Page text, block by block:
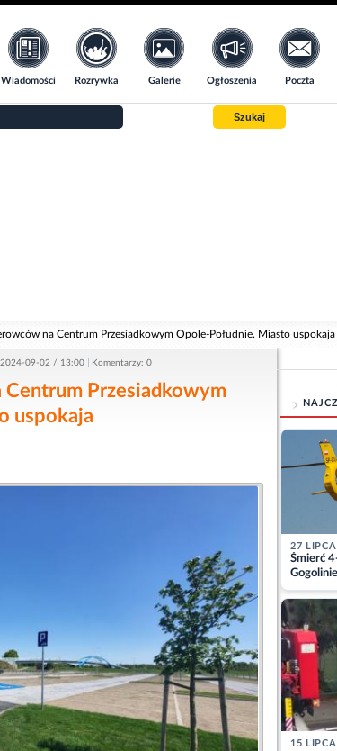
Wiadomości Rozrywka Galerie Ogłoszenia Poczta
Szukaj
na Centrum Przesiadkowym Opole-Południe. Miasto uspokaja
2024-09-02 / 13:00 Komentarzy: 0
Przesiadkowym
uspokaja
27 LIPCA
Śmierć
matkę
15 LIPCA